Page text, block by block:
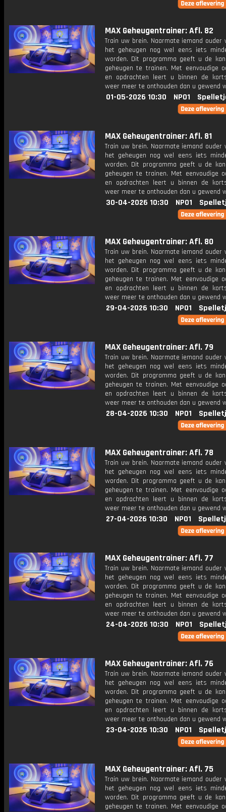
MAX Geheugentrainer: Afl. 82
Train uw brein. Naarmate iemand ouder
het geheugen nog wel eens iets
worden. Dit programma geeft u de
geheugen te trainen. Met eenvoudige
en opdrachten leert u binnen de
weer meer te onthouden dan u gewend
01-05-2026 10:30 NPO1
MAX Geheugentrainer: Afl. 81
Train uw brein. Naarmate iemand ouder
het geheugen nog wel eens iets
worden. Dit programma geeft u de
geheugen te trainen. Met eenvoudige
en opdrachten leert u binnen de
weer meer te onthouden dan u gewend
30-04-2026 10:30 NPO1
MAX Geheugentrainer: Afl. 80
Train uw brein. Naarmate iemand ouder
het geheugen nog wel eens iets
worden. Dit programma geeft u de
geheugen te trainen. Met eenvoudige
en opdrachten leert u binnen de
weer meer te onthouden dan u gewend
29-04-2026 10:30 NPO1
MAX Geheugentrainer: Afl. 79
Train uw brein. Naarmate iemand ouder
het geheugen nog wel eens iets
worden. Dit programma geeft u de
geheugen te trainen. Met eenvoudige
en opdrachten leert u binnen de
weer meer te onthouden dan u gewend
28-04-2026 10:30 NPO1
MAX Geheugentrainer: Afl. 78
Train uw brein. Naarmate iemand ouder
het geheugen nog wel eens iets
worden. Dit programma geeft u de
geheugen te trainen. Met eenvoudige
en opdrachten leert u binnen de
weer meer te onthouden dan u gewend
27-04-2026 10:30 NPO1
MAX Geheugentrainer: Afl. 77
Train uw brein. Naarmate iemand ouder
het geheugen nog wel eens iets
worden. Dit programma geeft u de
geheugen te trainen. Met eenvoudige
en opdrachten leert u binnen de
weer meer te onthouden dan u gewend
24-04-2026 10:30 NPO1
MAX Geheugentrainer: Afl. 76
Train uw brein. Naarmate iemand ouder
het geheugen nog wel eens iets
worden. Dit programma geeft u de
geheugen te trainen. Met eenvoudige
en opdrachten leert u binnen de
weer meer te onthouden dan u gewend
23-04-2026 10:30 NPO1
MAX Geheugentrainer: Afl. 75
Train uw brein. Naarmate iemand ouder
het geheugen nog wel eens iets
worden. Dit programma geeft u de
geheugen te trainen. Met eenvoudige